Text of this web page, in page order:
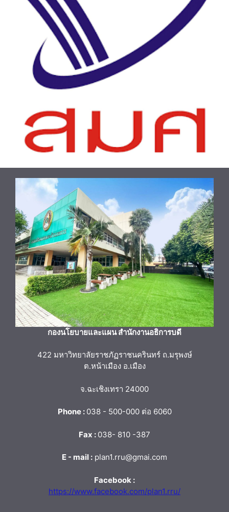
กองนโยบายและแผน สำนักงานอธิการบดี
422 มหาวิทยาลัยราชภัฏราชนครินทร์ ถ.มรุพงษ์
ต.หน้าเมือง อ.เมือง
จ.ฉะเชิงเทรา 24000
Phone : 038 - 500-000 ต่อ 6060
Fax : 038- 810 -387
E - mail : plan1.rru@gmai.com
Facebook :
https://www.facebook.com/plan1.rru/